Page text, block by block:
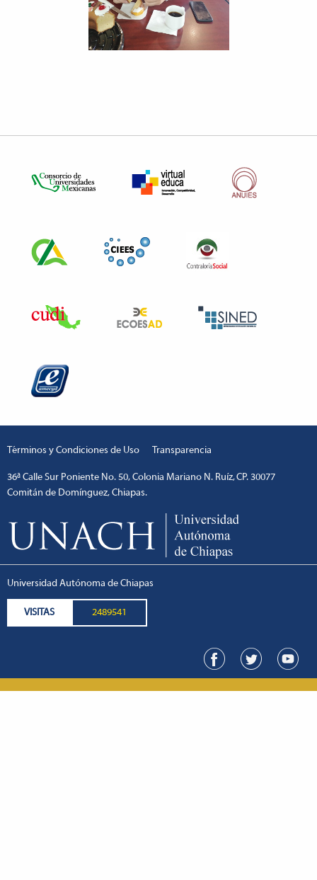
Términos y Condiciones de Uso Transparencia
36ª Calle Sur Poniente No. 50, Colonia Mariano N. Ruíz, CP. 30077
Comitán de Domínguez, Chiapas.
Universidad Autónoma de Chiapas
VISITAS 2489541